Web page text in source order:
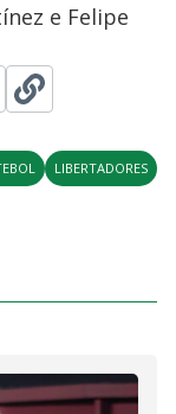
e Felipe
LIBERTADORES